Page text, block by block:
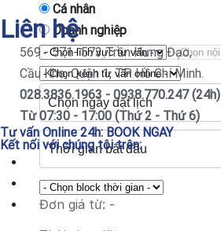
Cá nhân
Doanh nghiệp
Đơn giá từ: -
Liên hệ
569 - 571- 573 Trần Hưng Đạo,
Cầu Kho, Quận 1, TP. Hồ Chí Minh.
028.3836.1963 - 0938.770.247 (24h)
Từ 07:30 - 17:00 (Thứ 2 - Thứ 6)
Tư vấn Online 24h:BOOK NGAY
Kết nối với chúng tôi trên: